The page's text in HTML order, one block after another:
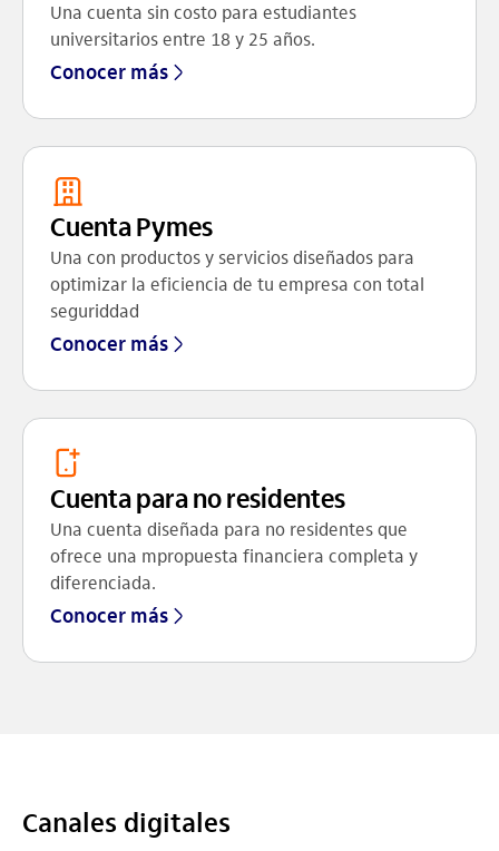
Una cuenta sin costo para estudiantes
universitarios entre 18 y 25 años.
Conocer más
Cuenta Pymes
Una con productos y servicios diseñados para
optimizar la eficiencia de tu empresa con total
seguriddad
Conocer más
Cuenta para no residentes
Una cuenta diseñada para no residentes que
ofrece una mpropuesta financiera completa y
diferenciada.
Conocer más
Canales digitales